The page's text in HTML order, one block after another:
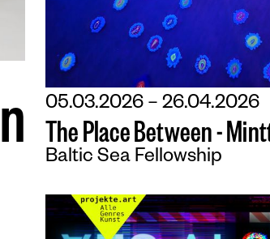
n 05.03.2026 – 26.04.2026
ThePlaceBetween-Mint
Baltic Sea Fellowship